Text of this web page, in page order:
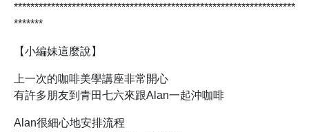
********************************************************************
*******
【小編妹這麼說】
上一次的咖啡美學講座非常開心
有許多朋友到青田七六來跟Alan一起沖咖啡
Alan很細心地安排流程